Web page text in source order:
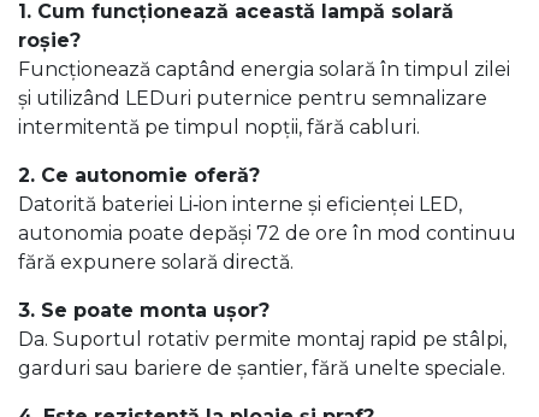
1. Cum funcționează această lampă solară
roșie?
Funcționează captând energia solară în timpul zilei
și utilizând LEDuri puternice pentru semnalizare
intermitentă pe timpul nopții, fără cabluri.
2. Ce autonomie oferă?
Datorită bateriei Li‑ion interne și eficienței LED,
autonomia poate depăși 72 de ore în mod continuu
fără expunere solară directă.
3. Se poate monta ușor?
Da. Suportul rotativ permite montaj rapid pe stâlpi,
garduri sau bariere de șantier, fără unelte speciale.